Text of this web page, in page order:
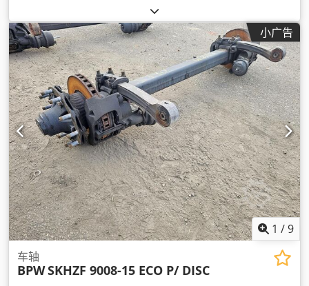
小广告
1 /9
车轴
BPWSKHZF 9008-15 ECO P/ DISC